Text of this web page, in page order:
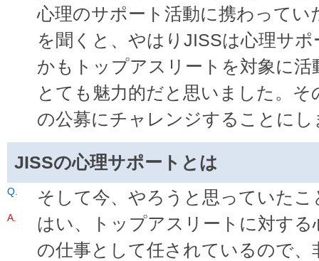
心理のサポート活動に携わってい
を聞くと、やはりJISSは心理サ
かもトップアスリートを対象に
とても魅力的だと思いました。
の公募にチャレンジすることにし
JISSの心理サポートとは
そして今、やろうと思っていた
はい、トップアスリートに対す
の仕事として任されているので